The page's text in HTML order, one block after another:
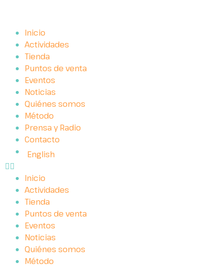
Inicio
Actividades
Tienda
Puntos de venta
Eventos
Noticias
Quiénes somos
Método
Prensa y Radio
Contacto
English
Inicio
Actividades
Tienda
Puntos de venta
Eventos
Noticias
Quiénes somos
Método